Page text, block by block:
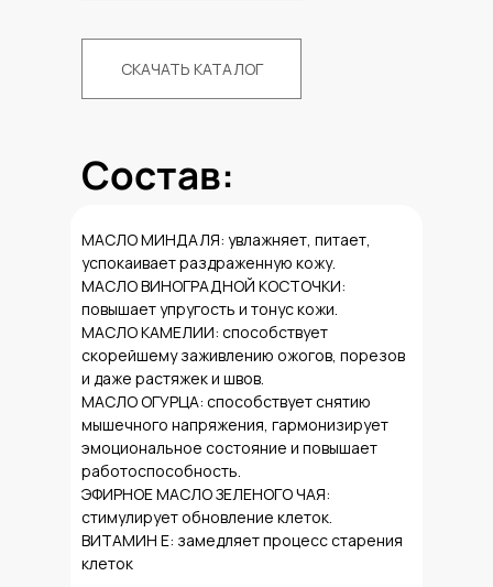
СКАЧАТЬ КАТАЛОГ
Состав:
МАСЛО МИНДАЛЯ: увлажняет, питает,
успокаивает раздраженную кожу.
МАСЛО ВИНОГРАДНОЙ КОСТОЧКИ:
повышает упругость и тонус кожи.
МАСЛО КАМЕЛИИ: способствует
скорейшему заживлению ожогов, порезов
и даже растяжек и швов.
МАСЛО ОГУРЦА: способствует снятию
мышечного напряжения, гармонизирует
эмоциональное состояние и повышает
работоспособность.
ЭФИРНОЕ МАСЛО ЗЕЛЕНОГО ЧАЯ:
стимулирует обновление клеток.
ВИТАМИН Е: замедляет процесс старения
клеток